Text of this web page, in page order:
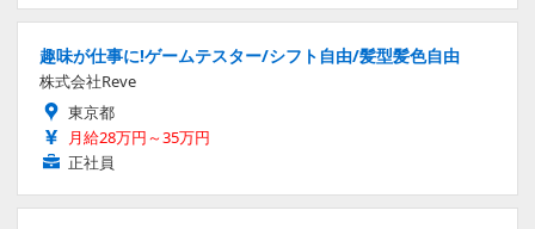
趣味が仕事に!ゲームテスター/シフト自由/髪型髪色自由
株式会社Reve
東京都
月給28万円～35万円
正社員